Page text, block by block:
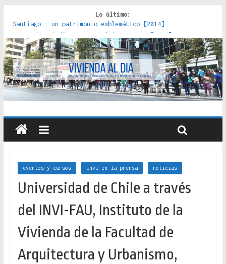
Lo último:
Red de consultorios de la Caja del Seguro Obrero en
Santiago : un patrimonio emblemático [2014]
Genocidios indígenas en América Latina [2023]
Estudios sobre la espacialización de los Estados :
políticas, prácticas y representaciones [2022]
Donde el pedernal choca con el acero : hacia una teoría
crítica de las fronteras latinoamericanas [2020]
Criterios técnicos para una vivienda adecuada [2019]
eventos y cursos invi en la prensa noticias
Universidad de Chile a través
del INVI-FAU, Instituto de la
Vivienda de la Facultad de
Arquitectura y Urbanismo,